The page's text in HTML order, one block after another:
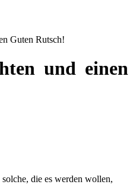
Guten Rutsch!
und einen
die es werden wollen,